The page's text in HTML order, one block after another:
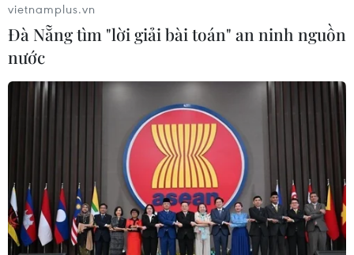
Libya tiến gần hơn tới mục tiêu khai
thác 2 triệu thùng dầu mỗi ngày
08/08/2026 00:12
Việt Nam khẳng định vị thế tại triển
lãm thương mại quốc tế của Ấn Độ
07/08/2026 23:08
vietnamplus.vn
Đà Nẵng tìm "lời giải bài toán" an ninh nguồn
nước